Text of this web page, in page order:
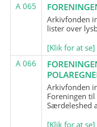
A 065
Arkivfonden
lister over
[Klik for at se]
A 066
Arkivfonden
Foreningen
Særdeleshed
[Klik for at se]